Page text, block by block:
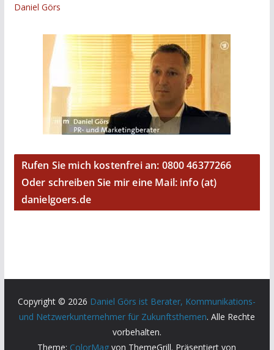
Daniel Görs
Rufen Sie mich kostenfrei an: 0800 46377266
Oder schreiben Sie mir eine Mail: info (at)
danielgoers.de
Copyright © 2026 Daniel Görs ist Berater, Kommunikations-
und Netzwerkunternehmer für Zukunftsthemen. Alle Rechte
vorbehalten.
Theme: ColorMag von ThemeGrill. Präsentiert von